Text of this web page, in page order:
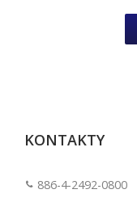
KONTAKTY
886-4-2492-0800